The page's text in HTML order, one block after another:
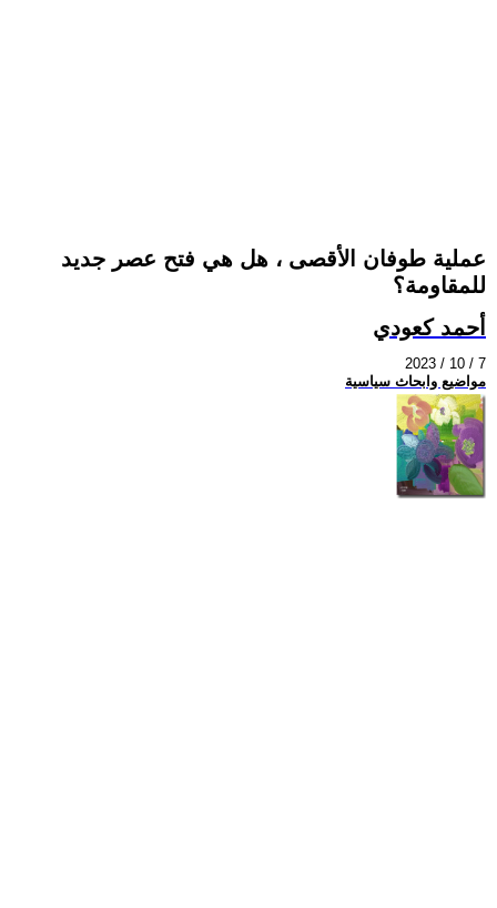
عملية طوفان الأقصى ، هل هي فتح عصر جديد
للمقاومة؟
أحمد كعودي
2023 / 10 / 7
مواضيع وابحاث سياسية